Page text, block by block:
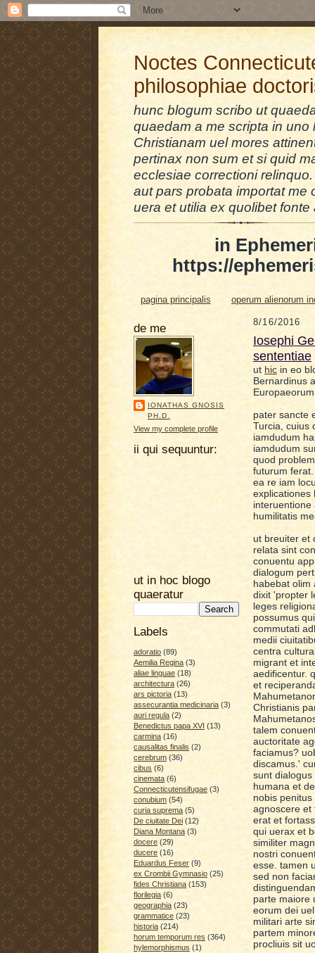
Noctes
philosophiae
hunc blogum scribo ut
quaedam a me scripta in
Christianam uel mores
pertinax non sum et si quid
ecclesiae correctioni
aut pars probata importat me
uera et utilia ex quolibet fonte
in
https://
pagina principalis operum alienorum
de me
IONATHAS GNOSIS
PH.D.
View my complete profile
ii qui sequuntur:
ut in hoc blogo
quaeratur
Labels
adoratio (89)
Aemilia Regina (3)
aliae linguae (18)
architectura (26)
ars pictoria (13)
assecurantia medicinaria (3)
auri regula (2)
Benedictus papa XVI (13)
carmina (16)
causalitas finalis (2)
cerebrum (36)
cibus (6)
cinemata (6)
Connecticutensifugae (3)
conubium (54)
curia suprema (5)
De ciuitate Dei (12)
Diana Montana (3)
docere (29)
ducere (16)
Eduardus Feser (9)
ex Crombii Gymnasio (25)
fides Christiana (153)
florilegia (6)
geographia (23)
grammatice (23)
historia (214)
horum temporum res (364)
hylemorphismus (1)
8/16/2016
Iosephi
sententiae
ut hic in eo
Bernardinus
pater sancte
Turcia, cuius
iamdudum
iamdudum
quod
futurum
ea re iam
interuentione
humilitatis
ut breuiter et
relata sint
conuentu
dialogum
habebat olim
dixit 'propter
leges
possumus
commutati
medii
centra cult
migrant et
aedificentur.
et
Christianis
talem
auctoritate
faciamus?
discamus.'
sunt
humana et
nobis penitus
agnoscere et
erat et fortass
qui uerax et
similiter
nostri conuen
esse . tamen
sed non f
distinguenda
parte maiore
eorum dei
militari arte
partem
procliuis sit